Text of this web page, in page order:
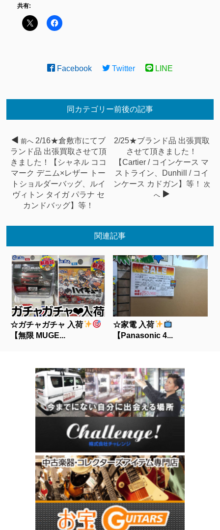
共有:
Facebook Twitter LINE
同カテゴリー前後の記事
前へ 2/16★倉敷市にてブ
ランド品 出張買取させて頂
きました！【シャネル ココ
マーク デニム×レザー トー
トショルダーバッグ、ルイ
ヴィトン タイガ パラナ セ
カンドバッグ】等！
2/25★ブランド品 出張買取
させて頂きました！
【Cartier / コインケース マ
ストライン、Dunhill / コイ
ンケース カドガン】等！
次
へ
関連記事
☆ガチャガチャ 入荷
【無限 MUGE...
☆家電 入荷
【Panasonic 4...